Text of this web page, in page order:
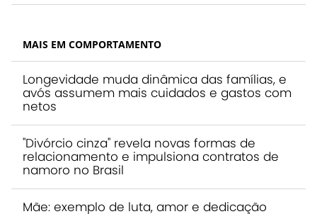
MAIS EM COMPORTAMENTO
Longevidade muda dinâmica das famílias, e
avós assumem mais cuidados e gastos com
netos
"Divórcio cinza" revela novas formas de
relacionamento e impulsiona contratos de
namoro no Brasil
Mãe: exemplo de luta, amor e dedicação